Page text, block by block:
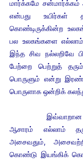
மார்க்கமே சன்மார்க்கம்
என்பது உயிர்கள்
கொண்டிருக்கின்ற
பல உலகங்களை
இந்த சிவ நல்லறிவே
பேற்றை பெற்றுத்
பொருளும் என்று
பொருளாக ஒன்றிக்
இவ்வாறான
ஆசாரம் எல்லாம்
அசைவதும்,
கொண்டு இயங்கிக்